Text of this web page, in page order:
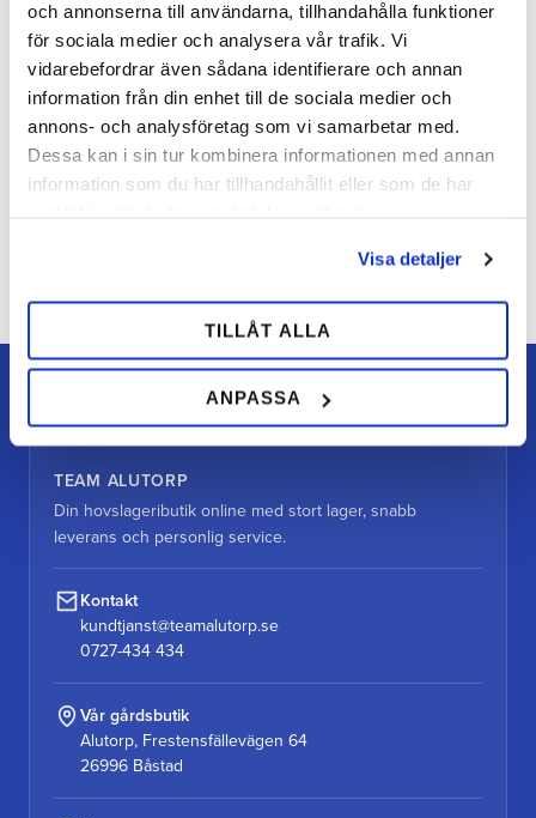
och annonserna till användarna, tillhandahålla funktioner
för sociala medier och analysera vår trafik. Vi
vidarebefordrar även sådana identifierare och annan
information från din enhet till de sociala medier och
annons- och analysföretag som vi samarbetar med.
Dessa kan i sin tur kombinera informationen med annan
information som du har tillhandahållit eller som de har
Visa detaljer
TILLÅT ALLA
ANPASSA
Mycket bra
Sanna K.
TEAM ALUTORP
Din hovslageributik online med stort lager, snabb
leverans och personlig service.
Kontakt
kundtjanst@teamalutorp.se
0727-434 434
Vår gårdsbutik
Alutorp, Frestensfällevägen 64
26996 Båstad